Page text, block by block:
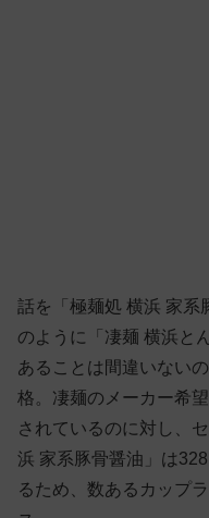
話を「極麺処 横浜 家
のように「凄麺 横浜と
あることは間違いない
格。凄麺のメーカー希
されているのに対し、
浜 家系豚骨醤油」は
るため、数あるカップ